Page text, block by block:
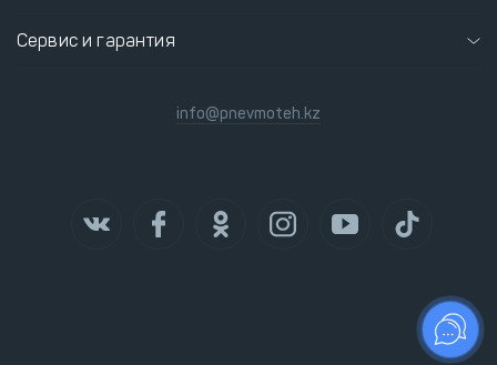
Сервис и гарантия
info@pnevmoteh.kz